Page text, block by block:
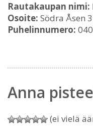
Rautakaupan nimi:
Osoite: Södra Åsen
Puhelinnumero:
Anna
(ei vielä